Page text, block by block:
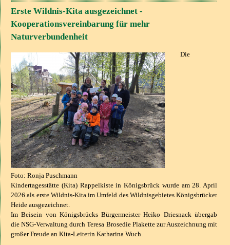
Erste Wildnis-Kita ausgezeichnet -
Kooperationsvereinbarung für mehr
Naturverbundenheit
Foto: Ronja Puschmann
Die
Kindertagesstätte (Kita) Rappelkiste in Königsbrück wurde am 28. April
2026 als erste Wildnis-Kita im Umfeld des Wildnisgebietes Königsbrücker
Heide ausgezeichnet.
Im Beisein von Königsbrücks Bürgermeister Heiko Driesnack übergab
dieNSG-Verwaltung durch Teresa Brosedie Plakette zur Auszeichnung mit
großer Freude an Kita-Leiterin Katharina Wuch.